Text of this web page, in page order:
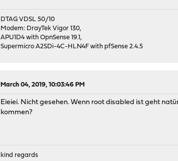
DTAG VDSL 50/10
Modem: DrayTek Vigor 130,
APU1D4 with OpnSense 19.1,
Supermicro A2SDi-4C-HLN4F with pfSense 2.4.5
March 04, 2019, 10:03:46 PM
Eieiei. Nicht gesehen. Wenn root disabled ist geht
kommen?
kind regards